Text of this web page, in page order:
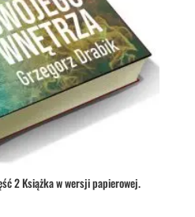
2 Książka w wersji papierowej.